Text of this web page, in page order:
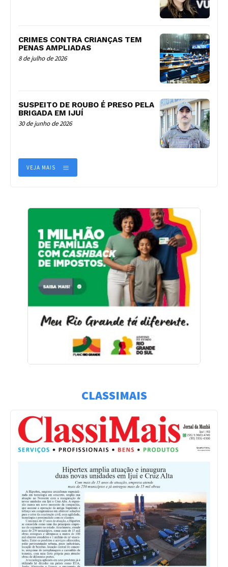
CRIMES CONTRA CRIANÇAS TEM
PENAS AMPLIADAS
8 de julho de 2026
SUSPEITO DE ROUBO É PRESO PELA
BRIGADA EM IJUÍ
30 de junho de 2026
VEJA MAIS
CLASSIMAIS